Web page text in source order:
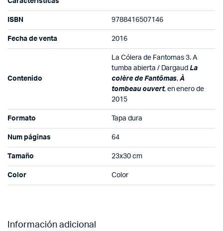
ISBN 9788416507146
Fecha de venta 2016
Contenido
La Cólera de Fantomas 3. A
tumba abierta / Dargaud La
colère de Fantômas,À
tombeau ouvert, en enero de
2015
Formato Tapa dura
Num páginas 64
Tamaño 23x30 cm
Color Color
Información adicional